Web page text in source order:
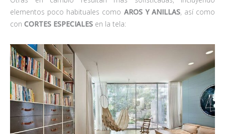
elementos poco habituales como AROS Y ANILLAS, así como
con CORTES ESPECIALES en la tela: